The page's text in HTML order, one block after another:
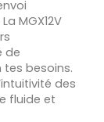
MGX12V
de
besoins.
des
fluide et